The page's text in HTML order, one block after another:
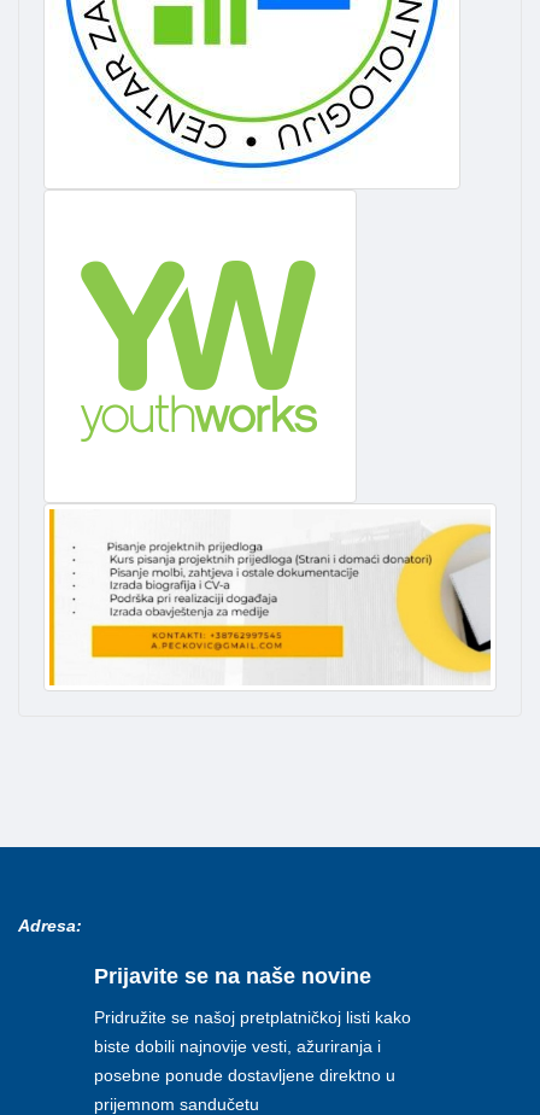
Adresa:
Prijavite se na naše novine
Pridružite se našoj pretplatničkoj listi kako
biste dobili najnovije vesti, ažuriranja i
posebne ponude dostavljene direktno u
prijemnom sandučetu